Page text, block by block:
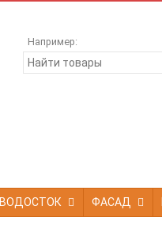
Например:
ВОДОСТОК ФАСАД